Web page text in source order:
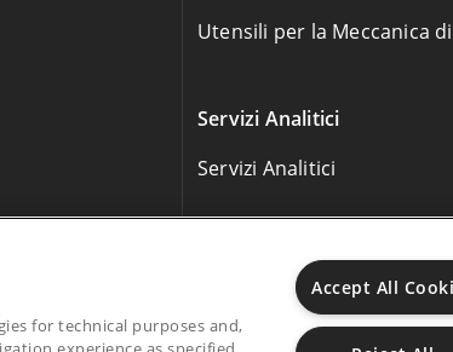
Utensili per la Meccanica
Servizi Analitici
Servizi Analitici
for technical purposes and,
Accept All